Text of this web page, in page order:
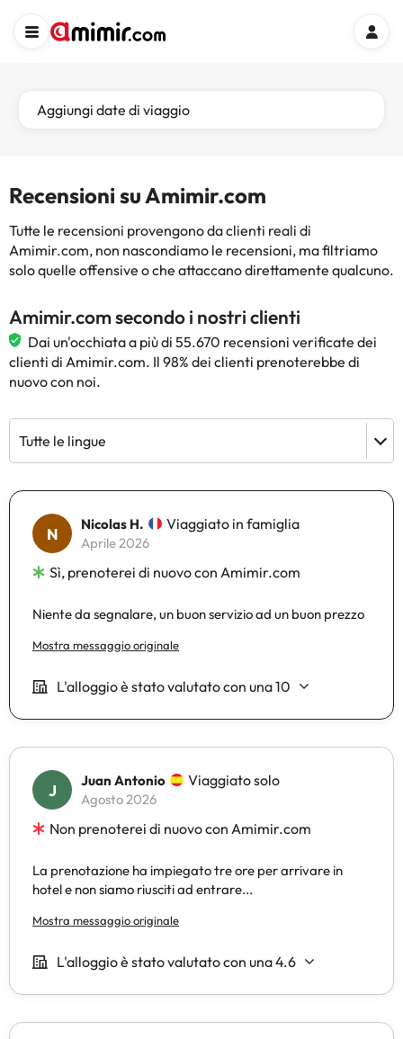
Aggiungi date di viaggio
Recensioni su Amimir.com
Tutte le recensioni provengono da clienti reali di
Amimir.com, non nascondiamo le recensioni, ma filtriamo
solo quelle offensive o che attaccano direttamente qualcuno.
Amimir.com secondo i nostri clienti
Dai un'occhiata a più di 55.670 recensioni verificate dei
clienti di Amimir.com. Il 98% dei clienti prenoterebbe di
nuovo con noi.